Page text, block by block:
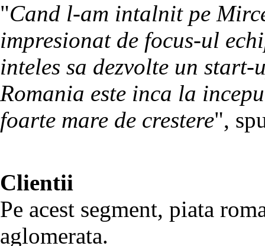
"Cand l-am intalnit pe
impresionat de focus-ul
inteles sa dezvolte un
Romania este inca la
foarte mare de crestere",
Clientii
Pe acest segment, piata
aglomerata.